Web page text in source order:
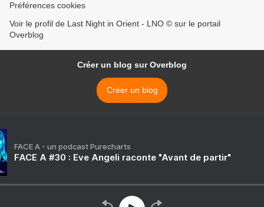
Préférences cookies
Voir le profil de Last Night in Orient - LNO © sur le portail
Overblog
Créer un blog sur Overblog
Créer un blog
FACE A - un podcast Purecharts
FACE A #30 : Eve Angeli raconte "Avant de partir"